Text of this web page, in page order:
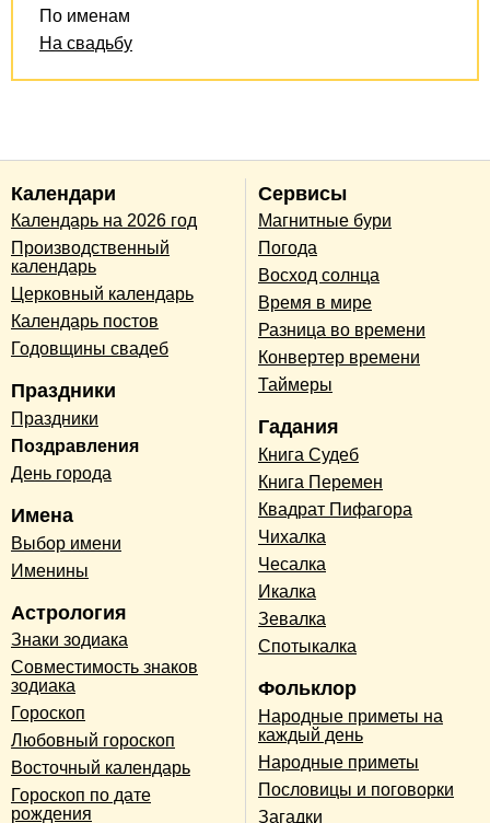
По именам
На свадьбу
Календари
Календарь на 2026 год
Производственный
календарь
Церковный календарь
Календарь постов
Годовщины свадеб
Праздники
Праздники
Поздравления
День города
Имена
Выбор имени
Именины
Астрология
Знаки зодиака
Совместимость знаков
зодиака
Гороскоп
Любовный гороскоп
Восточный календарь
Гороскоп по дате
рождения
Сервисы
Магнитные бури
Погода
Восход солнца
Время в мире
Разница во времени
Конвертер времени
Таймеры
Гадания
Книга Судеб
Книга Перемен
Квадрат Пифагора
Чихалка
Чесалка
Икалка
Зевалка
Спотыкалка
Фольклор
Народные приметы на
каждый день
Народные приметы
Пословицы и поговорки
Загадки